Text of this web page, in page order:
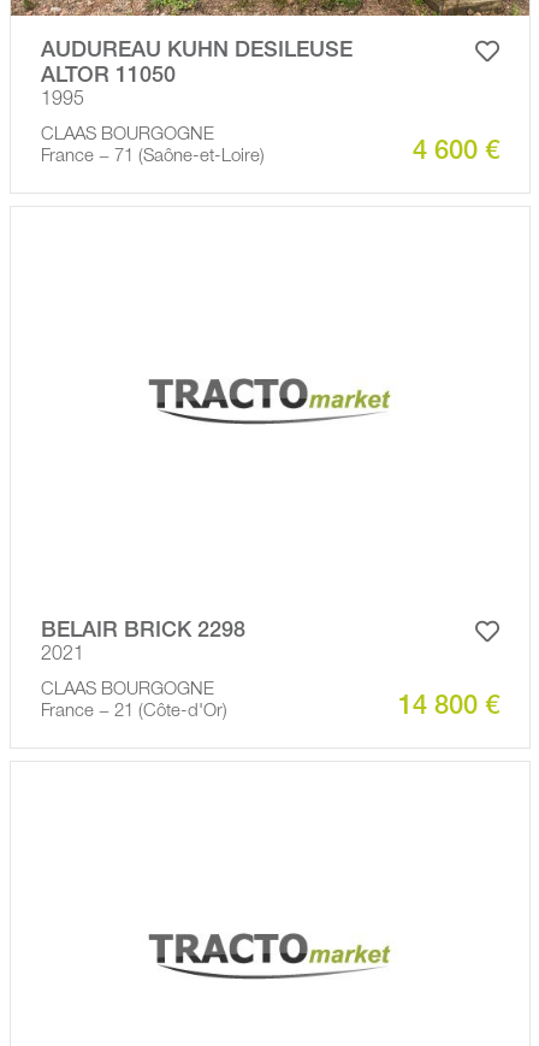
AUDUREAU KUHN DESILEUSE
ALTOR 11050
1995
CLAAS BOURGOGNE
France − 71 (Saône-et-Loire)
4 600 €
BELAIR BRICK 2298
2021
CLAAS BOURGOGNE
France − 21 (Côte-d'Or)
14 800 €